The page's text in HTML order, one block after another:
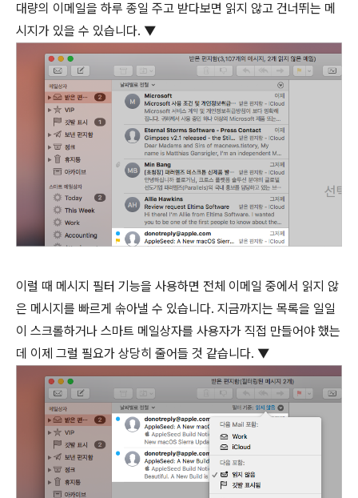
대량의 이메일을 하루 종일 주고 받다보면 읽지 않고 건너뛰는 메
시지가 있을 수 있습니다. ▼
이럴 때 메시지 필터 기능을 사용하면 전체 이메일 중에서 읽지 않
은 메시지를 빠르게 솎아낼 수 있습니다. 지금까지는 목록을 일일
이 스크롤하거나 스마트 메일상자를 사용자가 직접 만들어야 했는
데 이제 그럴 필요가 상당히 줄어들 것 같습니다. ▼